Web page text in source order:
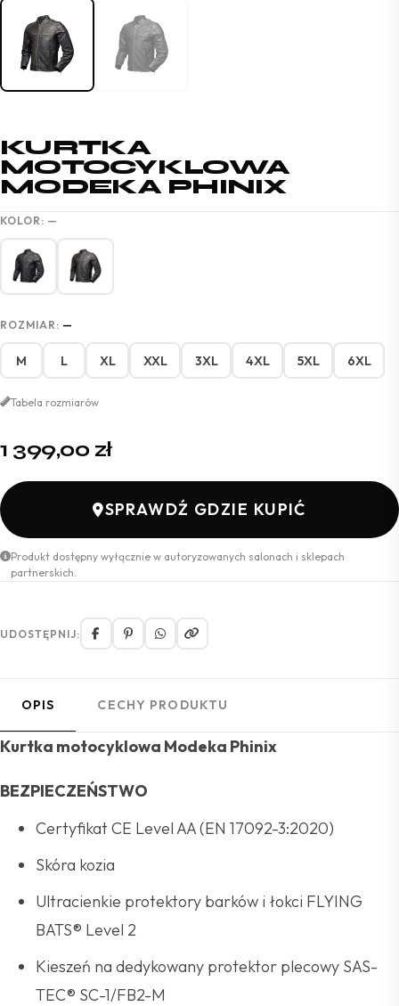
KURTKA
MOTOCYKLOWA
MODEKA PHINIX
KOLOR: —
ROZMIAR: —
M L XL XXL 3XL 4XL 5XL 6XL
Tabela rozmiarów
1 399,00 zł
SPRAWDŹ GDZIE KUPIĆ
Produkt dostępny wyłącznie w autoryzowanych salonach i sklepach
partnerskich.
UDOSTĘPNIJ:
OPIS CECHY PRODUKTU
Kurtka motocyklowa Modeka Phinix
BEZPIECZEŃSTWO
Certyfikat CE Level AA (EN 17092-3:2020)
Skóra kozia
Ultracienkie protektory barków i łokci FLYING
BATS® Level 2
Kieszeń na dedykowany protektor plecowy SAS-
TEC® SC-1/FB2-M